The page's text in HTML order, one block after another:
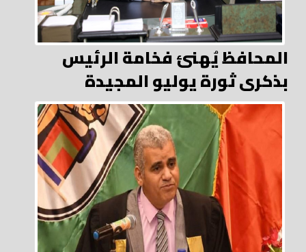
المحافظ يُهنئ فخامة الرئيس
بذكرى ثورة يوليو المجيدة